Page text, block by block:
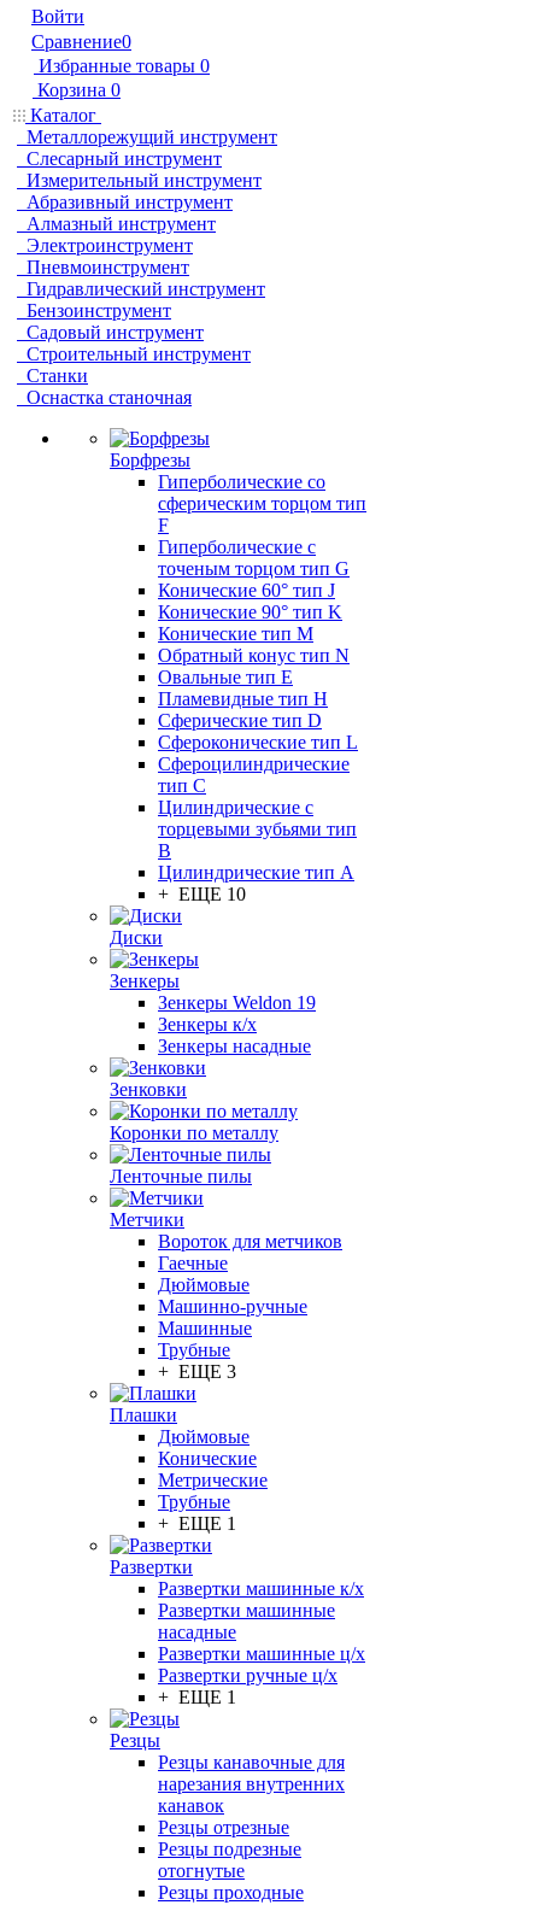
Войти
Сравнение0
Избранные товары 0
Корзина 0
Каталог
Металлорежущий инструмент
Слесарный инструмент
Измерительный инструмент
Абразивный инструмент
Алмазный инструмент
Электроинструмент
Пневмоинструмент
Гидравлический инструмент
Бензоинструмент
Садовый инструмент
Строительный инструмент
Станки
Оснастка станочная
Борфрезы
Гиперболические cо
сферическим торцом тип
F
Гиперболические с
точеным торцом тип G
Конические 60° тип J
Конические 90° тип K
Конические тип M
Обратный конус тип N
Овальные тип E
Пламевидные тип H
Сферические тип D
Сфероконические тип L
Сфероцилиндрические
тип C
Цилиндрические с
торцевыми зубьями тип
B
Цилиндрические тип А
+ ЕЩЕ 10
Диски
Зенкеры
Зенкеры Weldon 19
Зенкеры к/х
Зенкеры насадные
Зенковки
Коронки по металлу
Ленточные пилы
Метчики
Вороток для метчиков
Гаечные
Дюймовые
Машинно-ручные
Машинные
Трубные
+ ЕЩЕ 3
Плашки
Дюймовые
Конические
Метрические
Трубные
+ ЕЩЕ 1
Развертки
Развертки машинные к/х
Развертки машинные
насадные
Развертки машинные ц/х
Развертки ручные ц/х
+ ЕЩЕ 1
Резцы
Резцы канавочные для
нарезания внутренних
канавок
Резцы отрезные
Резцы подрезные
отогнутые
Резцы проходные